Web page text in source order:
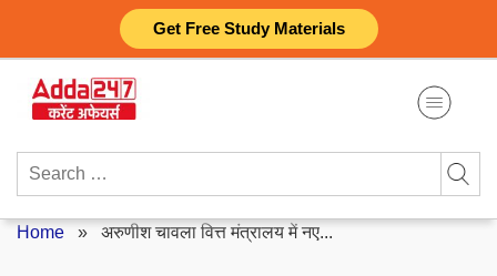
Get Free Study Materials
content
Search
Home » अरुणीश चावला वित्त मंत्रालय में नए...